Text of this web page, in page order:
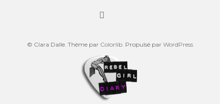
© Clara Dalle. Thème par Colorlib . Propulsé par WordPress